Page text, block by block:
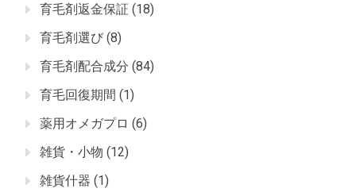
育毛剤返金保証 (18)
育毛剤選び (8)
育毛剤配合成分 (84)
育毛回復期間 (1)
薬用オメガプロ (6)
雑貨・小物 (12)
雑貨什器 (1)